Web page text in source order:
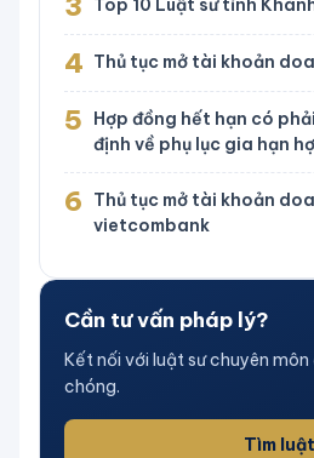
Top 10 Luật sư tỉnh
4 Thủ tục mở tài khoản
5
Hợp đồng hết hạn có
định về phụ lục gia hạn
6
Thủ tục mở tài khoản
vietcombank
Cần tư vấn pháp lý?
Kết nối với luật sư chuyên
chóng.
Tìm